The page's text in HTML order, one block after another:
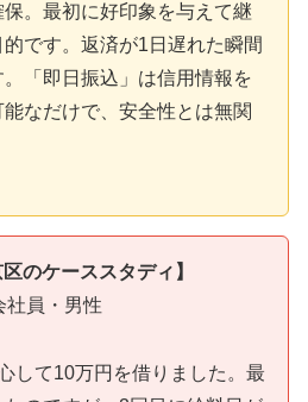
。最初に好印象を与えて継
です。返済が1日遅れた瞬間
「即日振込」は信用情報を
なだけで、安全性とは無関
のケーススタディ】
社員・男性
して10万円を借りました。最